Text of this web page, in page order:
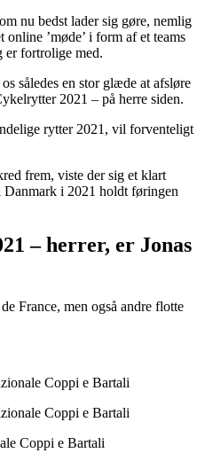
nu bedst lader sig gøre, nemlig
’møde’ i form af et teams
er fortrolige med.
således en stor glæde at afsløre
2021 – på herre siden.
rytter 2021, vil forventeligt
frem, viste der sig et klart
Danmark i 2021 holdt føringen
– herrer, er Jonas
France, men også andre flotte
Coppi e Bartali
Coppi e Bartali
Coppi e Bartali